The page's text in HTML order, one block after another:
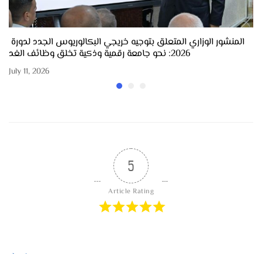
2026: نحو جامعة رقمية وذكية تخلق وظائف الغد
July 11, 2026
5
Article Rating